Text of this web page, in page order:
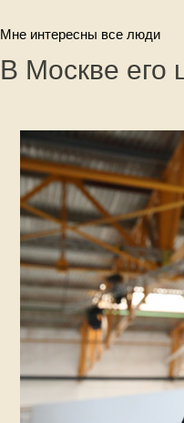
Мне интересны все люди
В Москве его